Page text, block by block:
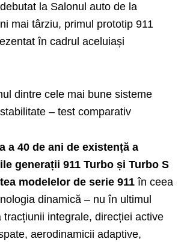
la Salonul auto de la
mai târziu, primul prototip 911
în cadrul aceluiași
dintre cele mai bune sisteme
– test comparativ
a 40 de ani de existență a
generații 911 Turbo și Turbo S
modelelor de serie 911 în ceea
dinamică – nu în ultimul
tracțiunii integrale, direcției active
aerodinamicii adaptive,